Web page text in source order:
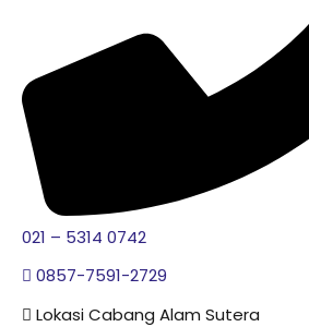
021 – 5314 0742
0857-7591-2729
Lokasi Cabang Alam Sutera